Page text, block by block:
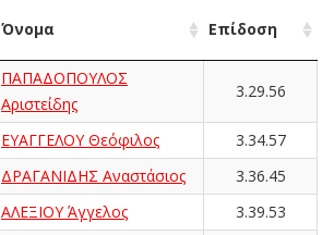
Όνομα Επίδοση
ΠΑΠΑΔΟΠΟΥΛΟΣ
Αριστείδης
3.29.56
ΕΥΑΓΓΕΛΟΥ Θεόφιλος
3.34.57
ΔΡΑΓΑΝΙΔΗΣ Αναστάσιος
3.36.45
ΑΛΕΞΙΟΥ Άγγελος 3.39.53